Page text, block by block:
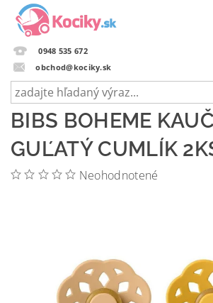
0948 535 672
obchod@kociky.sk
BIBS BOHEME
GUĽATÝ CUMLÍK
Neohodnotené